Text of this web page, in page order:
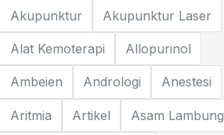
Akupunktur Akupunktur Laser
Alat Kemoterapi Allopurinol
Ambeien Andrologi Anestesi
Aritmia Artikel Asam Lambung